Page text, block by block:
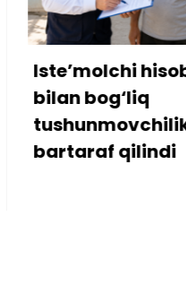
hisoblagichi
bog‘liq
holati
qilindi